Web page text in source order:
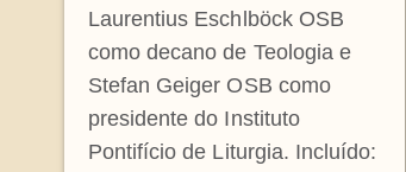
Laurentius Eschlböck OSB
como decano de Teologia e
Stefan Geiger OSB como
presidente do Instituto
Pontifício de Liturgia. Incluído: